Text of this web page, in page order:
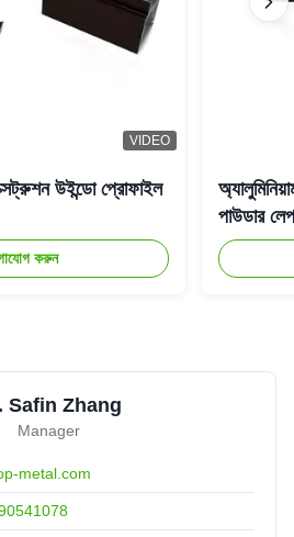
VIDEO
উইন্ডো প্রোফাইল
করুন
পাউডার
Safin Zhang
Manager
metal.com